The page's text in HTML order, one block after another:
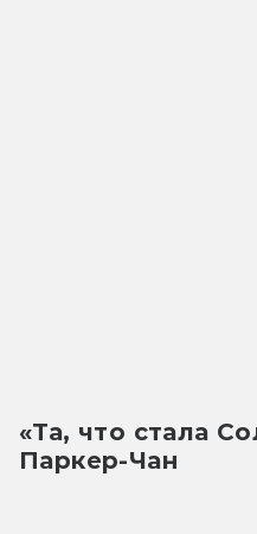
«Та, что стала
Паркер-Чан